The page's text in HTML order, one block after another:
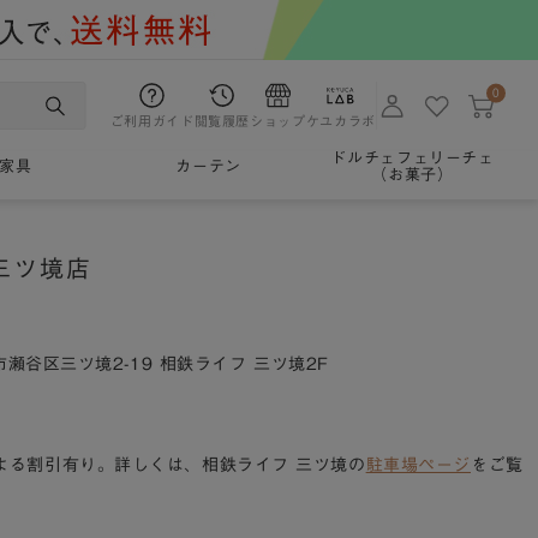
ご利用ガイド 閲覧履歴 ショップケユカラボ
0
家具 カーテン
ドルチェフェリーチェ
（お菓子）
ツ境店
谷区三ツ境2-19 相鉄ライフ 三ツ境2F
る割引有り。詳しくは、相鉄ライフ 三ツ境の 駐車場ページ をご覧